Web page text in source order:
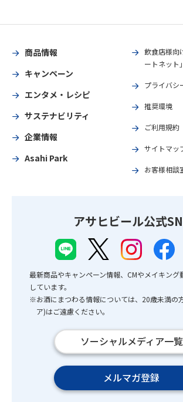
商品情報
キャンペーン
エンタメ・レシピ
サステナビリティ
企業情報
Asahi Park
飲食店様向
ートネット」
プライバシ
推奨環境
ご利用規約
サイトマッ
お客様相談
アサヒビール公式
最新商品やキャンペーン情報、CMやメイキング
しています。
※お酒にまつわる情報については、20歳未満の
ア)はご遠慮ください。
ソーシャルメディア一覧
メルマガ登録